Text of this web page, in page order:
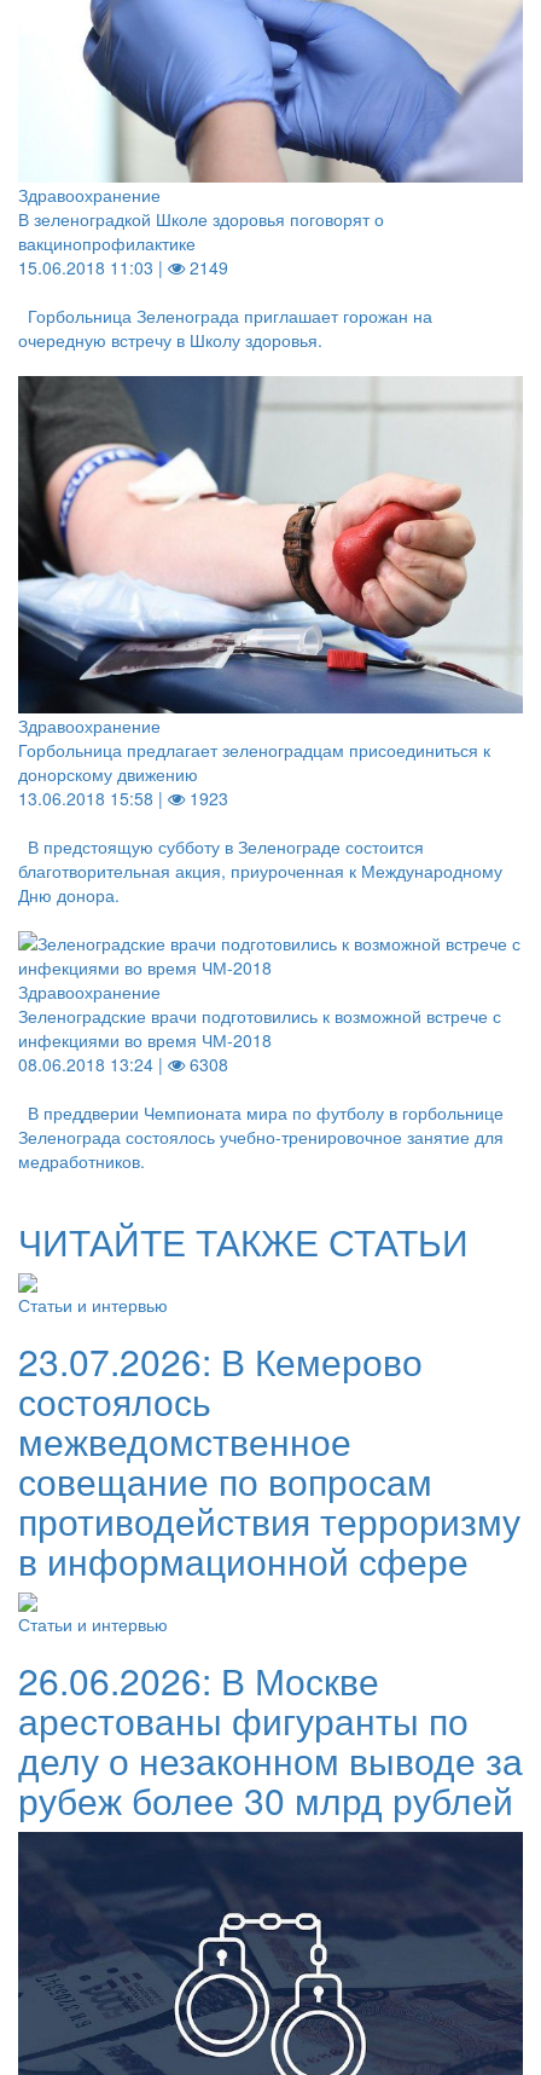
Здравоохранение
В зеленоградкой Школе здоровья поговорят о
вакцинопрофилактике
15.06.2018 11:03 |
2149
Горбольница Зеленограда приглашает горожан на
очередную встречу в Школу здоровья.
Здравоохранение
Горбольница предлагает зеленоградцам присоединиться к
донорскому движению
13.06.2018 15:58 |
1923
В предстоящую субботу в Зеленограде состоится
благотворительная акция, приуроченная к Международному
Дню донора.
Здравоохранение
Зеленоградские врачи подготовились к возможной встрече с
инфекциями во время ЧМ-2018
08.06.2018 13:24 |
6308
В преддверии Чемпионата мира по футболу в горбольнице
Зеленограда состоялось учебно-тренировочное занятие для
медработников.
ЧИТАЙТЕ ТАКЖЕ СТАТЬИ
Статьи и интервью
23.07.2026: В Кемерово
состоялось
межведомственное
совещание по вопросам
противодействия терроризму
в информационной сфере
Статьи и интервью
26.06.2026: В Москве
арестованы фигуранты по
делу о незаконном выводе за
рубеж более 30 млрд рублей